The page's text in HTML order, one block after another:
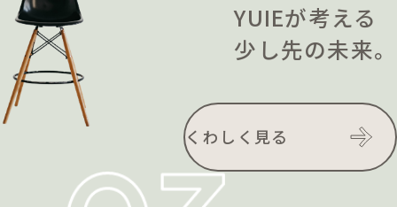
YUIEが考える
少し先の未来。
くわしく見る